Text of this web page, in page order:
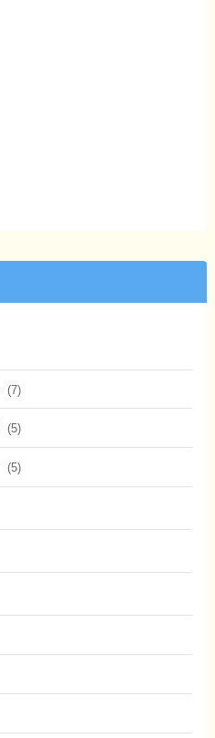
(7)
(5)
(5)